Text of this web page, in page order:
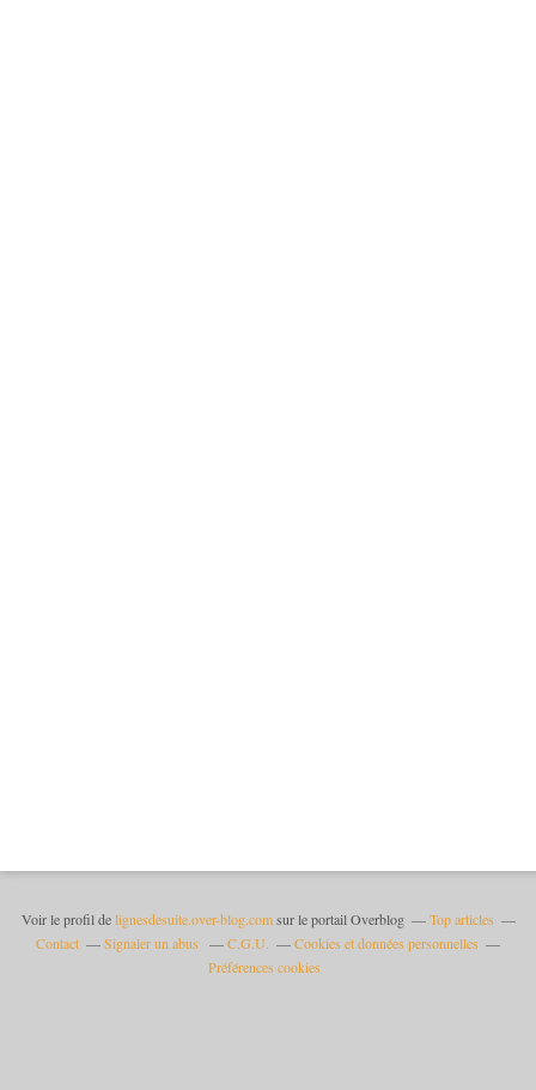
Voir le profil delignesdesuite.over-blog.comsur le portail Overblog
Top articles
Contact
Signaler un abus C.G.U.
Cookies et données personnelles
Préférences cookies